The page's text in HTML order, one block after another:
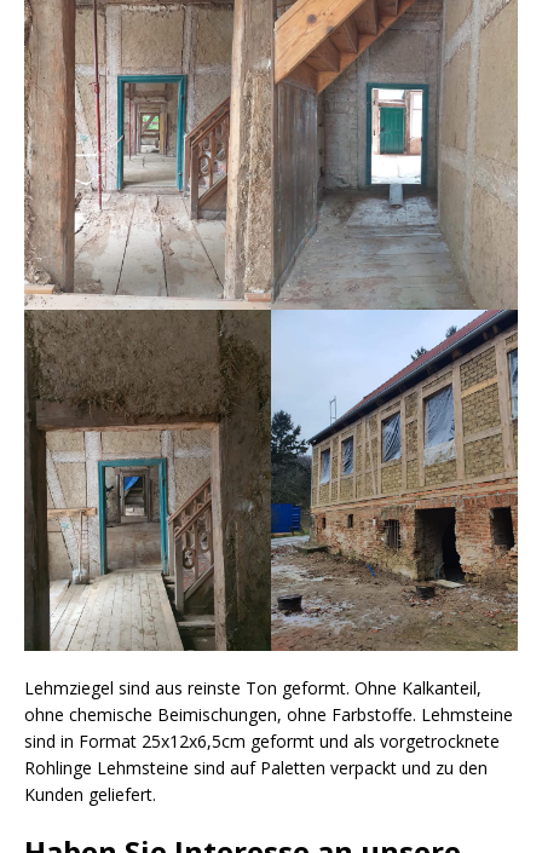
Lehmziegel sind aus reinste Ton geformt. Ohne Kalkanteil,
ohne chemische Beimischungen, ohne Farbstoffe. Lehmsteine
sind in Format 25x12x6,5cm geformt und als vorgetrocknete
Rohlinge Lehmsteine sind auf Paletten verpackt und zu den
Kunden geliefert.